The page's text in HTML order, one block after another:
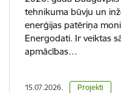
tehnikuma būvju un
enerģijas patēriņa
Energodati. Ir veiktas
apmācības…
15.07.2026. Projekti